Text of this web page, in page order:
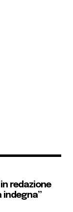
redazione
indegna”